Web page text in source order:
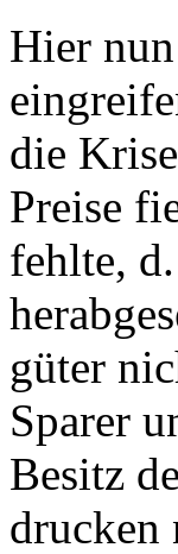
Hier
die
Preise
fehlte,
güter
Sparer
Besitz
drucken